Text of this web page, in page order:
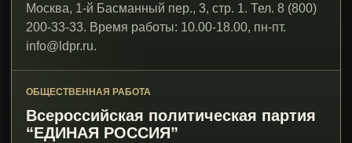
Москва, 1-й Басманный пер., 3, стр. 1. Тел. 8 (800)
200-33-33. Время работы: 10.00-18.00, пн-пт.
info@ldpr.ru.
ОБЩЕСТВЕННАЯ РАБОТА
Всероссийская политическая партия
“ЕДИНАЯ РОССИЯ”